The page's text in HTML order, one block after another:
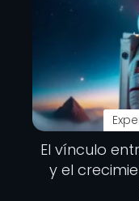
El vínculo
y el